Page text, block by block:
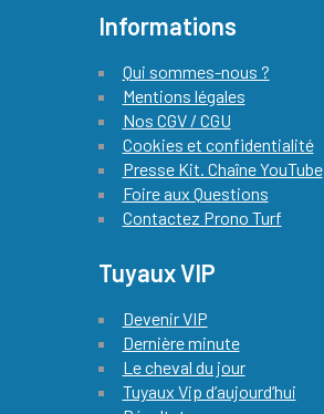
Informations
Qui sommes-nous ?
Mentions légales
Nos CGV / CGU
Cookies et confidentialité
Presse Kit. Chaîne YouTube
Foire aux Questions
Contactez Prono Turf
Tuyaux VIP
Devenir VIP
Dernière minute
Le cheval du jour
Tuyaux Vip d’aujourd’hui